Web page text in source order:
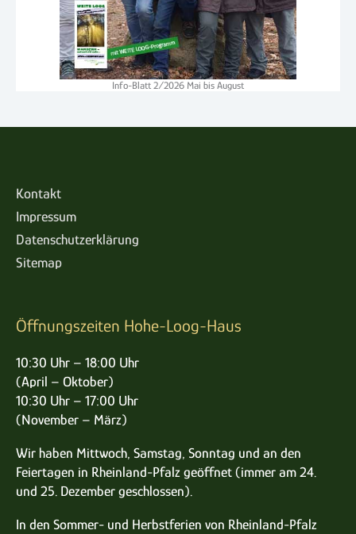
Info-Blatt 2/2026 Mai bis August
Kontakt
Impressum
Datenschutzerklärung
Sitemap
Öffnungszeiten Hohe-Loog-Haus
10:30 Uhr – 18:00 Uhr
(April – Oktober)
10:30 Uhr – 17:00 Uhr
(November – März)
Wir haben Mittwoch, Samstag, Sonntag und an den
Feiertagen in Rheinland-Pfalz geöffnet (immer am 24.
und 25. Dezember geschlossen).
In den Sommer- und Herbstferien von Rheinland-Pfalz